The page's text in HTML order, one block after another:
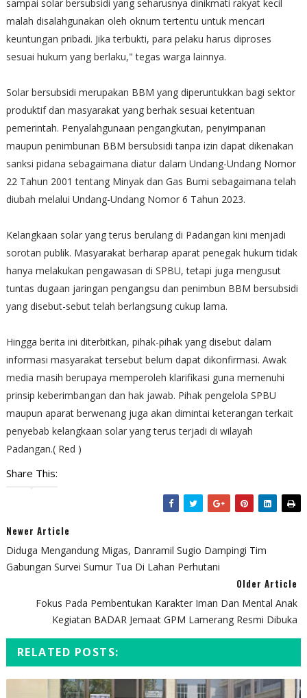
sampai solar bersubsidi yang seharusnya dinikmati rakyat kecil
malah disalahgunakan oleh oknum tertentu untuk mencari
keuntungan pribadi. Jika terbukti, para pelaku harus diproses
sesuai hukum yang berlaku," tegas warga lainnya.
Solar bersubsidi merupakan BBM yang diperuntukkan bagi sektor
produktif dan masyarakat yang berhak sesuai ketentuan
pemerintah. Penyalahgunaan pengangkutan, penyimpanan
maupun penimbunan BBM bersubsidi tanpa izin dapat dikenakan
sanksi pidana sebagaimana diatur dalam Undang-Undang Nomor
22 Tahun 2001 tentang Minyak dan Gas Bumi sebagaimana telah
diubah melalui Undang-Undang Nomor 6 Tahun 2023.
Kelangkaan solar yang terus berulang di Padangan kini menjadi
sorotan publik. Masyarakat berharap aparat penegak hukum tidak
hanya melakukan pengawasan di SPBU, tetapi juga mengusut
tuntas dugaan jaringan pengangsu dan penimbun BBM bersubsidi
yang disebut-sebut telah berlangsung cukup lama.
Hingga berita ini diterbitkan, pihak-pihak yang disebut dalam
informasi masyarakat tersebut belum dapat dikonfirmasi. Awak
media masih berupaya memperoleh klarifikasi guna memenuhi
prinsip keberimbangan dan hak jawab. Pihak pengelola SPBU
maupun aparat berwenang juga akan dimintai keterangan terkait
penyebab kelangkaan solar yang terus terjadi di wilayah
Padangan.( Red )
Share This:
Newer Article
Diduga Mengandung Migas, Danramil Sugio Dampingi Tim
Gabungan Survei Sumur Tua Di Lahan Perhutani
Older Article
Fokus Pada Pembentukan Karakter Iman Dan Mental Anak
Kegiatan BADAR Jemaat GPM Lamerang Resmi Dibuka
RELATED POSTS: